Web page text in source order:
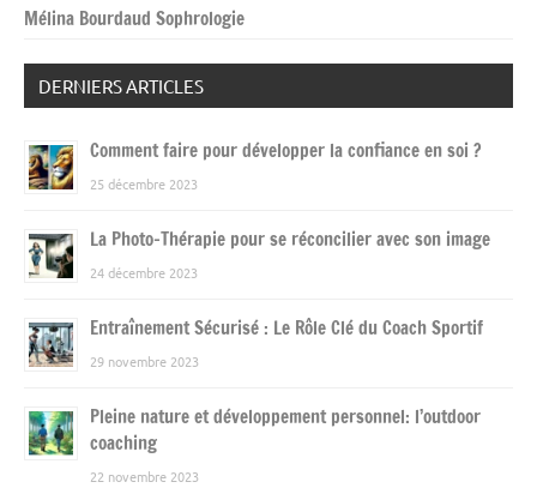
Mélina Bourdaud Sophrologie
DERNIERS ARTICLES
Comment faire pour développer la confiance en soi ?
25 décembre 2023
La Photo-Thérapie pour se réconcilier avec son image
24 décembre 2023
Entraînement Sécurisé : Le Rôle Clé du Coach Sportif
29 novembre 2023
Pleine nature et développement personnel: l’outdoor
coaching
22 novembre 2023